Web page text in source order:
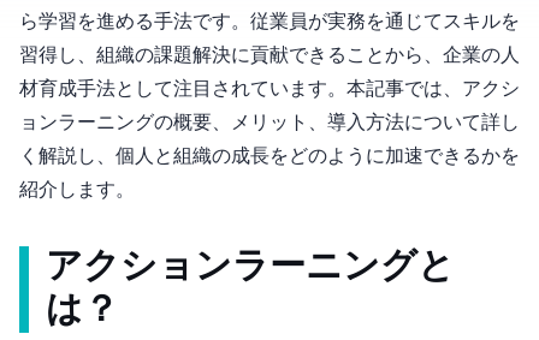
ら学習を進める手法です。従業員が実務を通じてスキルを
習得し、組織の課題解決に貢献できることから、企業の人
材育成手法として注目されています。本記事では、アクシ
ョンラーニングの概要、メリット、導入方法について詳し
く解説し、個人と組織の成長をどのように加速できるかを
紹介します。
アクションラーニングと
は？